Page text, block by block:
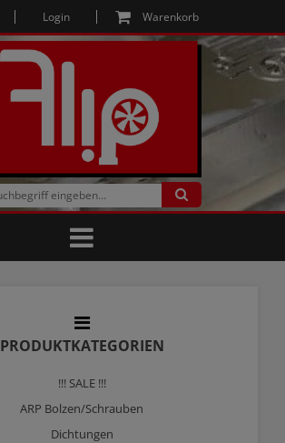
Login Warenkorb
PRODUKTKATEGORIEN
!!! SALE !!!
ARP Bolzen/Schrauben
Dichtungen